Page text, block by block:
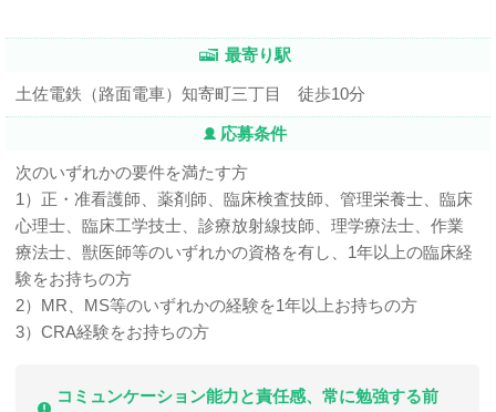
最寄り駅
土佐電鉄（路面電車）知寄町三丁目 徒歩10分
応募条件
次のいずれかの要件を満たす方
1）正・准看護師、薬剤師、臨床検査技師、管理栄養士、臨床
心理士、臨床工学技士、診療放射線技師、理学療法士、作業
療法士、獣医師等のいずれかの資格を有し、1年以上の臨床経
験をお持ちの方
2）MR、MS等のいずれかの経験を1年以上お持ちの方
3）CRA経験をお持ちの方
コミュンケーション能力と責任感、常に勉強する前